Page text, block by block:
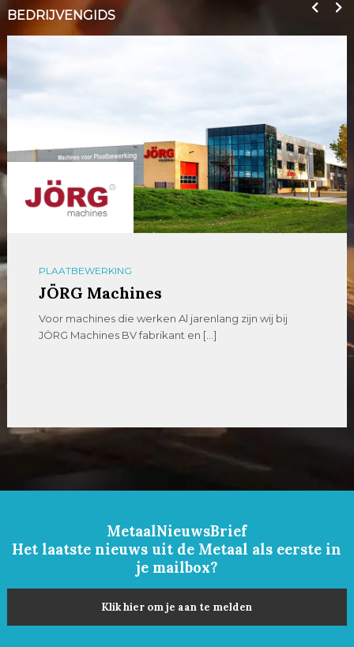
BEDRIJVENGIDS
PLAATBEWERKING
JÖRG Machines
Voor machines die werken Al jarenlang zijn wij bij
JÖRG Machines BV fabrikant en […]
MetaalNieuwsBrief
Het laatste nieuws uit de Metaal als eerste in
je mailbox?
Klik hier om je aan te melden